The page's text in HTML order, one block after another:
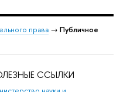
права → Публичное
ССЫЛКИ